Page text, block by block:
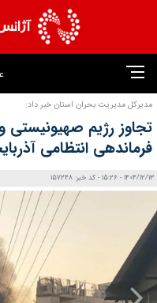
مدیرکل مدیریت بحران استان خبر داد:
تجاوز رژیم صهیونیستی
فرماندهی انتظامی
1404/12/13 - 15:26 - کد خبر: 157248